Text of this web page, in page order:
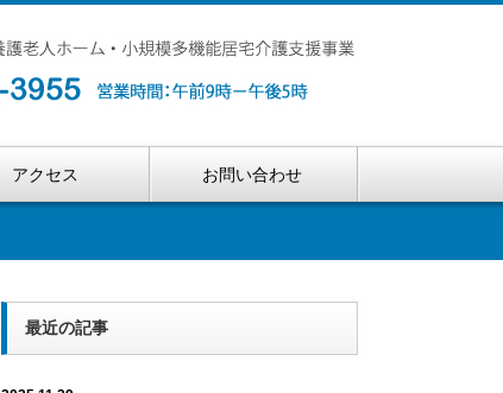
アクセス お問い合わせ
最近の記事